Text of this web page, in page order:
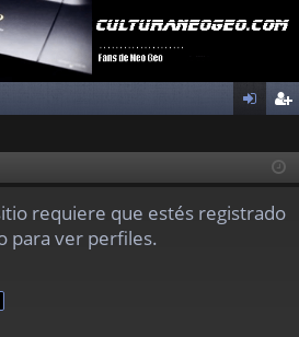
ist
requiere que estés registrado
para ver perfiles.